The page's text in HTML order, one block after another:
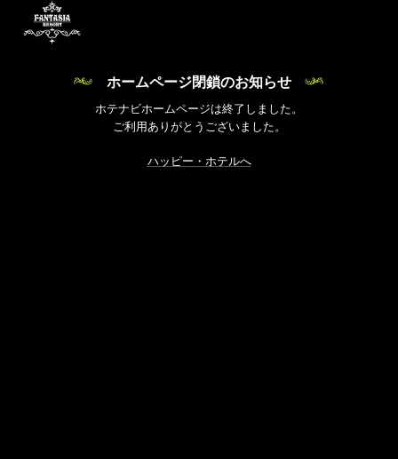
ホームページ閉鎖のお知らせ
ホテナビホームページは終了しました。
ご利用ありがとうございました。
ハッピー・ホテルへ